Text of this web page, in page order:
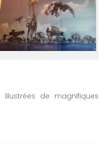
illustrées de magnifiques